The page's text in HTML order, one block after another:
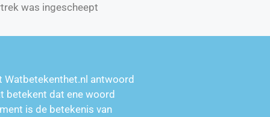
was ingescheept
Watbetekenthet.nl antwoord
betekent dat ene woord
is de betekenis van